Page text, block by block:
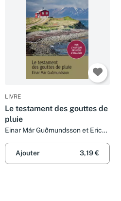
LIVRE
Le testament des gouttes de
pluie
Einar Már Guðmundsson et Eric
Ajouter
3,19 €